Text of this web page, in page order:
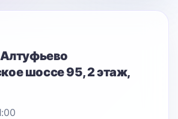
Алтуфьево
шоссе 95, 2 этаж,